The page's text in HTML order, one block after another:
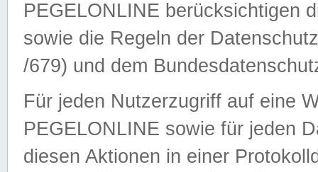
PEGELONLINE berücksichtigen
sowie die Regeln der
/679) und dem
Für jeden Nutzerzugriff auf eine
PEGELONLINE sowie für jeden
diesen Aktionen in einer